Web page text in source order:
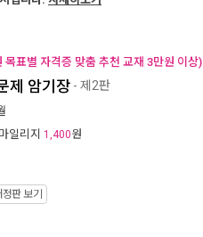
목표별 자격증 맞춤 추천 교재 3만원 이상)
제 암기장 - 제2판
일리지 1,400원
판 보기